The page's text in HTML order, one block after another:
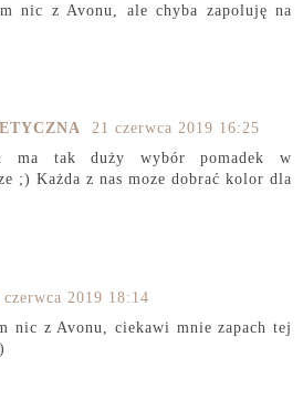
nic z Avonu, ale chyba zapoluję na
21 czerwca 2019 16:25
ma tak duży wybór pomadek w
;) Każda z nas moze dobrać kolor dla
czerwca 2019 18:14
nic z Avonu, ciekawi mnie zapach tej